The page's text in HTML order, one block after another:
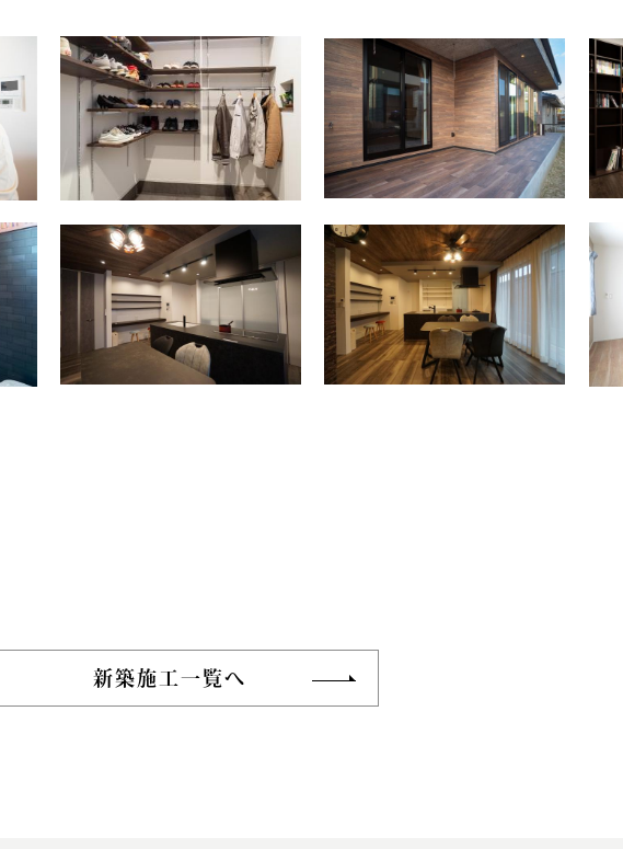
新築施工一覧へ